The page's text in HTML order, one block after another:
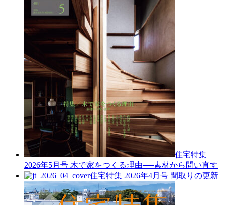
住宅特集
2026年5月号 木で家をつくる理由──素材から問い直す
住宅特集 2026年4月号 間取りの更新